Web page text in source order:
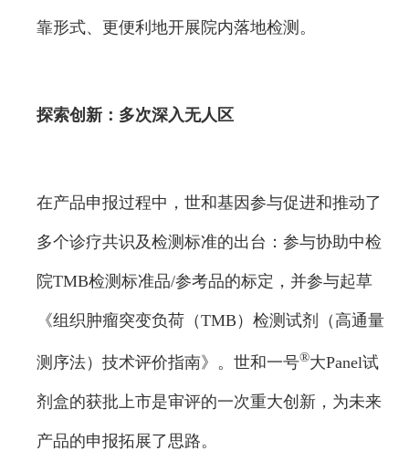
靠形式、更便利地开展院内落地检测。
探索创新： 多次深入无人区
在产品申报过程中，世和基因参与促进和推动了
多个诊疗共识及检测标准的出台：参与协助中检
院TMB检测标准品/参考品的标定，并参与起草
《组织肿瘤突变负荷（TMB）检测试剂（高通量
测序法）技术评价指南》。世和一号®大Panel试
剂盒的获批上市是审评的一次重大创新，为未来
产品的申报拓展了思路。